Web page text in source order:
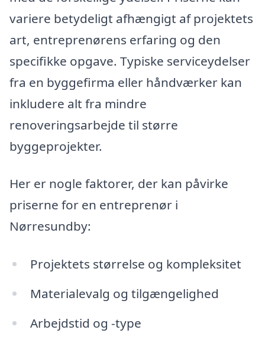
variere betydeligt afhængigt af projektets
art, entreprenørens erfaring og den
specifikke opgave. Typiske serviceydelser
fra en byggefirma eller håndværker kan
inkludere alt fra mindre
renoveringsarbejde til større
byggeprojekter.
Her er nogle faktorer, der kan påvirke
priserne for en entreprenør i
Nørresundby:
Projektets størrelse og kompleksitet
Materialevalg og tilgængelighed
Arbejdstid og -type